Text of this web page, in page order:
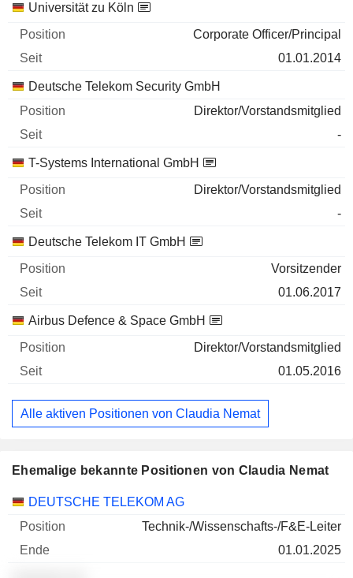
Universität zu Köln
Corporate Officer/Principal
01.01.2014
Deutsche Telekom Security GmbH
Direktor/Vorstandsmitglied
-
T-Systems International GmbH
Direktor/Vorstandsmitglied
-
Deutsche Telekom IT GmbH
Vorsitzender
01.06.2017
Airbus Defence & Space GmbH
Direktor/Vorstandsmitglied
01.05.2016
Alle aktiven Positionen von Claudia Nemat
Ehemalige bekannte Positionen von Claudia Nemat
Unternehmen Position Ende
DEUTSCHE TELEKOM AG
Technik-/Wissenschafts-/F&E-Leiter
01.01.2025